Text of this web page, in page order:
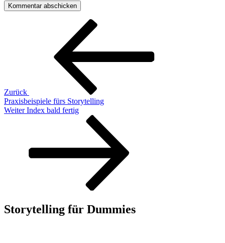
Beitragsnavigation
Zurück
Praxisbeispiele fürs Storytelling
Nächster
Weiter Index bald fertig
Storytelling für Dummies